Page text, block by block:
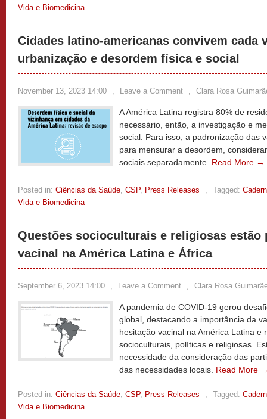
Vida e Biomedicina
Cidades latino-americanas convivem cada
urbanização e desordem física e social
November 13, 2023 14:00 , Leave a Comment , Clara Rosa
A América Latina registra 80% de
necessário, então, a investigação e
social. Para isso, a padronização das
para mensurar a desordem,
sociais separadamente. Read More →
Posted in: Ciências da Saúde, CSP, Press Releases , Tagged:
Vida e Biomedicina
Questões socioculturais e religiosas estão
vacinal na América Latina e África
September 6, 2023 14:00 , Leave a Comment , Clara Rosa
A pandemia de COVID-19 gerou
global, destacando a importância da
hesitação vacinal na América Latina e
socioculturais, políticas e religiosas.
necessidade da consideração das
das necessidades locais. Read More
Posted in: Ciências da Saúde, CSP, Press Releases , Tagged:
Vida e Biomedicina